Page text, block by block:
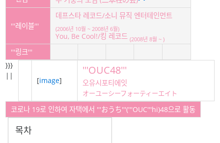
'''레이블'''
데프스타 레코드/소니 뮤직 엔터테인먼트
(2006년 10월 ~ 2008년 6월)
You, Be Cool!/킹 레코드 (2008년 8월 ~ )
'''링크'''
[image]
'''OUC48'''
오유시포티에잇
オーユーシーフォーティーエイト
}}}
||
코로나 19로 인하여 자택에서 '''おうち'''('''OUC'''hi)48으로 활동